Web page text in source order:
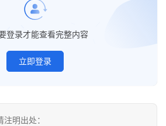
登录才能查看完整内容
立即登录
明出处：